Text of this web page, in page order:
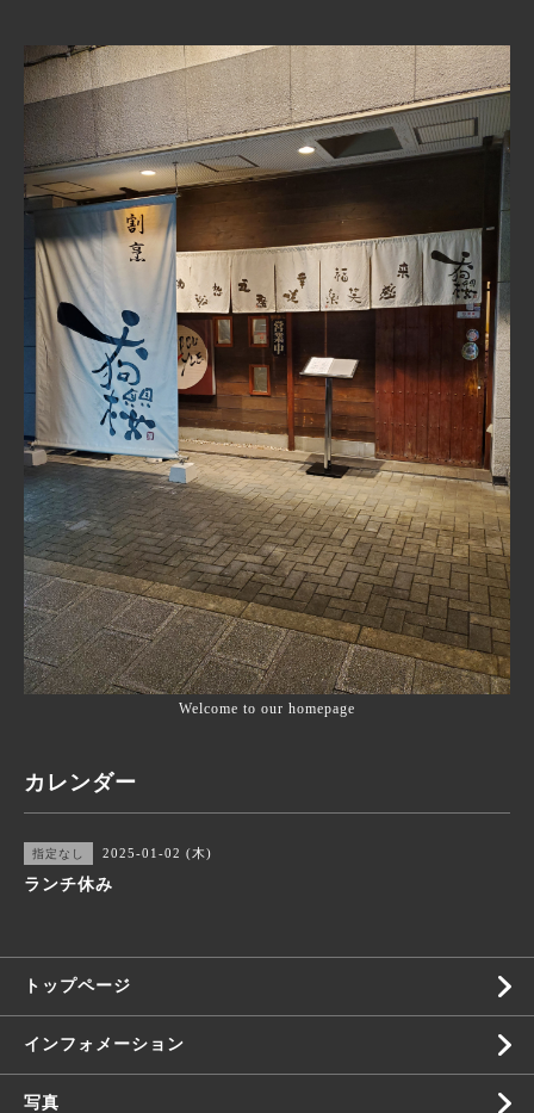
Welcome to our homepage
カレンダー
指定なし 2025-01-02 (木)
ランチ休み
トップページ
インフォメーション
写真